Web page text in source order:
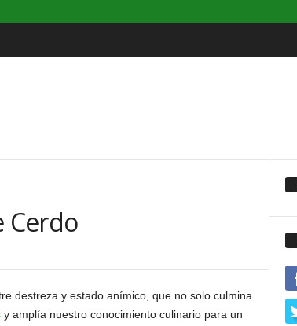
Cerdo
destreza y estado anímico, que no solo culmina
y amplía nuestro conocimiento culinario para un